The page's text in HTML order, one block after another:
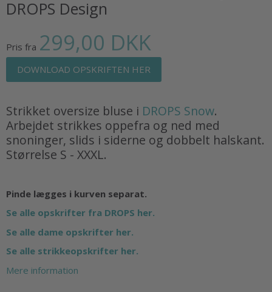
DROPS Design
Pris fra 299,00 DKK
DOWNLOAD OPSKRIFTEN HER
Strikket oversize bluse i DROPS Snow.
Arbejdet strikkes oppefra og ned med
snoninger, slids i siderne og dobbelt halskant.
Størrelse S - XXXL.
Pinde lægges i kurven separat.
Se alle opskrifter fra DROPS her.
Se alle dame opskrifter her.
Se alle strikkeopskrifter her.
Mere information